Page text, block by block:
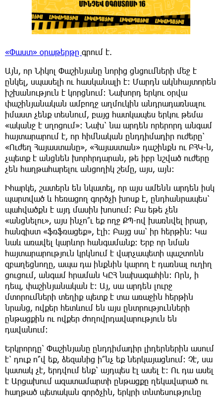
«Փաստ» օրաթերթը գրում է.
Այն, որ Նիկոլ Փաշինյանը նորից ցնցումների մեջ է
ընկել, սպասելի ու հասկանալի է: Մարդն ակնհայտորեն
իշխանություն է կորցնում: Նախորդ երկու օրվա
փաշինյանական ամբողջ աղմուկին անդրադառնալու
իմաստ չենք տեսնում, բայց հատկապես երկու թեմա
«ականջ է սղոցում»: Նախ՝ նա արդեն որերորդ անգամ
հայտարարում է, որ հիմնական ընդդիմադիր ուժերը՝
«Ուժեղ Հայաստանը», «Հայաստան» դաշինքն ու ԲՀԿ-ն,
չպետք է անցնեն խորհրդարան, թե իբր նշված ուժերը
չեն հաղթահարելու անցողիկ շեմը, այս, այն:
Իհարկե, շատերն են նկատել, որ այս ամենն արդեն իսկ
պարտված և հեռացող գործչի խոսք է, ընդհանրապես՝
պահվածքն է այդ մասին խոսում: Բա եթե չեն
«անցնելու», այս ինչո՞ւ եք ողջ ՔՊ-ով խառնվել իրար,
հանգիստ «ֆռֆռացեք», էլի: Բայց սա՝ իր հերթին: Կա
նաև առավել կարևոր հանգամանք: Երբ որ նման
հայտարարություն կրկնում է վարչապետի պաշտոնն
զբաղեցնողը, ապա դա ինքնին կարող է դառնալ ուղիղ
ցուցում, անգամ հրաման ԿԸՀ նախագահին: Որն, ի
դեպ, փաշինյանական է: Այ, սա արդեն լուրջ
մտորումների տեղիք պետք է տա առաջին հերթին
նրանց, ովքեր հետևում են այս ընտրությունների
ընթացքին ու ովքեր ժողովրդավարություն են
դավանում:
Երկրորդը՝ Փաշինյանը ընդդիմադիր լիդերներին ասում
է՝ դուք ո՞վ եք, ձեզանից ի՞նչ եք ներկայացնում: Չէ, սա
կատակ չէ, երդվում ենք՝ այդպես էլ ասել է: Ու դա ասել
է Արցախում ազատամարտի ընթացքը ղեկավարած ու
հաղթած պետական գործչին, երկրի տնտեսությունը